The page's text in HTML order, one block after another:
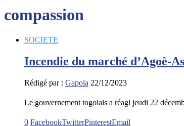
compassion
SOCIETE
Incendie du marché d’Agoè-
Rédigé par : Gapola 22/12/2023
Le gouvernement togolais a réagi jeudi 22
0 FacebookTwitterPinterestEmail